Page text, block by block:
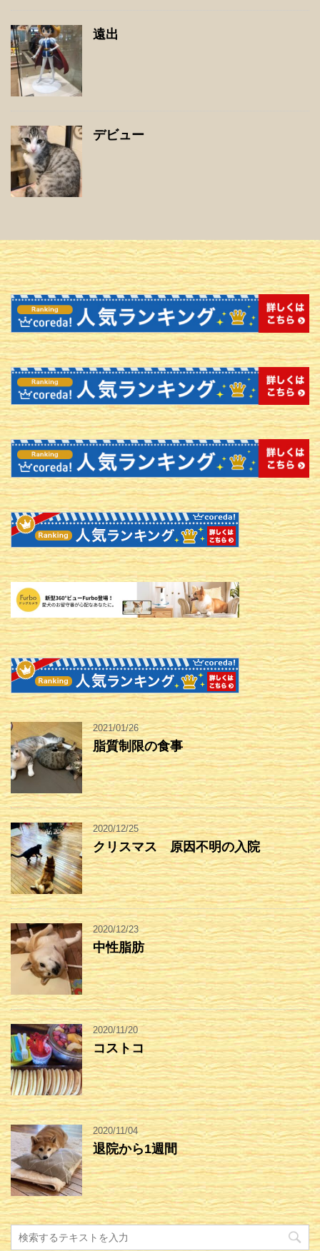
遠出
デビュー
2021/01/26
脂質制限の食事
2020/12/25
クリスマス 原因不明の入院
2020/12/23
中性脂肪
2020/11/20
コストコ
2020/11/04
退院から1週間